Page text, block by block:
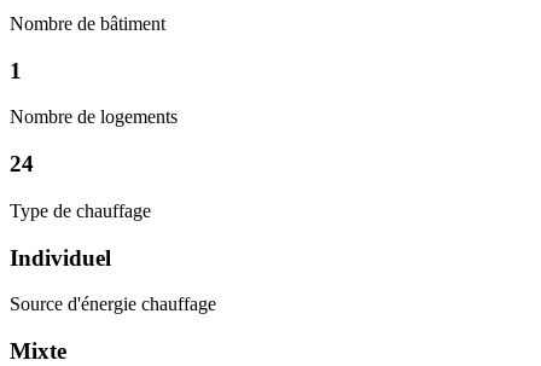
Nombre de bâtiment
1
Nombre de logements
24
Type de chauffage
Individuel
Source d'énergie chauffage
Mixte